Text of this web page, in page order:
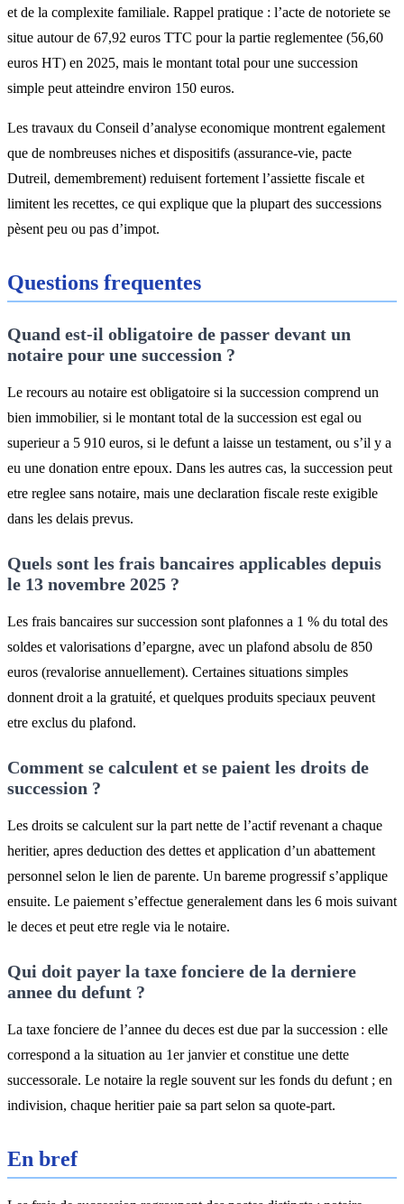
et de la complexite familiale. Rappel pratique : l’acte de notoriete se
situe autour de 67,92 euros TTC pour la partie reglementee (56,60
euros HT) en 2025, mais le montant total pour une succession
simple peut atteindre environ 150 euros.
Les travaux du Conseil d’analyse economique montrent egalement
que de nombreuses niches et dispositifs (assurance-vie, pacte
Dutreil, demembrement) reduisent fortement l’assiette fiscale et
limitent les recettes, ce qui explique que la plupart des successions
pèsent peu ou pas d’impot.
Questions frequentes
Quand est-il obligatoire de passer devant un
notaire pour une succession ?
Le recours au notaire est obligatoire si la succession comprend un
bien immobilier, si le montant total de la succession est egal ou
superieur a 5 910 euros, si le defunt a laisse un testament, ou s’il y a
eu une donation entre epoux. Dans les autres cas, la succession peut
etre reglee sans notaire, mais une declaration fiscale reste exigible
dans les delais prevus.
Quels sont les frais bancaires applicables depuis
le 13 novembre 2025 ?
Les frais bancaires sur succession sont plafonnes a 1 % du total des
soldes et valorisations d’epargne, avec un plafond absolu de 850
euros (revalorise annuellement). Certaines situations simples
donnent droit a la gratuité, et quelques produits speciaux peuvent
etre exclus du plafond.
Comment se calculent et se paient les droits de
succession ?
Les droits se calculent sur la part nette de l’actif revenant a chaque
heritier, apres deduction des dettes et application d’un abattement
personnel selon le lien de parente. Un bareme progressif s’applique
ensuite. Le paiement s’effectue generalement dans les 6 mois suivant
le deces et peut etre regle via le notaire.
Qui doit payer la taxe fonciere de la derniere
annee du defunt ?
La taxe fonciere de l’annee du deces est due par la succession : elle
correspond a la situation au 1er janvier et constitue une dette
successorale. Le notaire la regle souvent sur les fonds du defunt ; en
indivision, chaque heritier paie sa part selon sa quote-part.
En bref